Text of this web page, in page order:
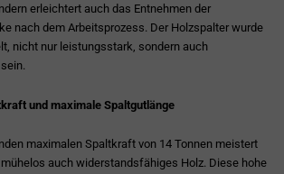
erleichtert auch das Entnehmen der
nach dem Arbeitsprozess. Der Holzspalter wurde
nicht nur leistungsstark, sondern auch
und maximale Spaltgutlänge
maximalen Spaltkraft von 14 Tonnen meistert
mühelos auch widerstandsfähiges Holz. Diese hohe